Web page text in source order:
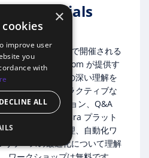
Materials
の Inspired Labs で開催される
加者に Mat3ra.com が提供す
た機能についての深い理解を
います。インタラクティブな
デモンストレーション、Q&A
、参加者は Mat3ra プラット
ング、データ管理、自動化ワ
リソースの最適化について理解
×
improve user
you
with
DECLINE ALL